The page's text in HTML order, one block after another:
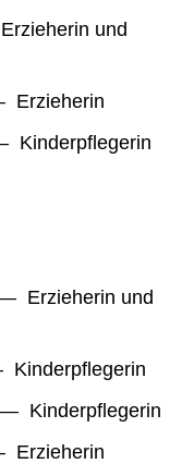
und
Erzieherin
Kinderpflegerin
Erzieherin und
Kinderpflegerin
Erzieherin